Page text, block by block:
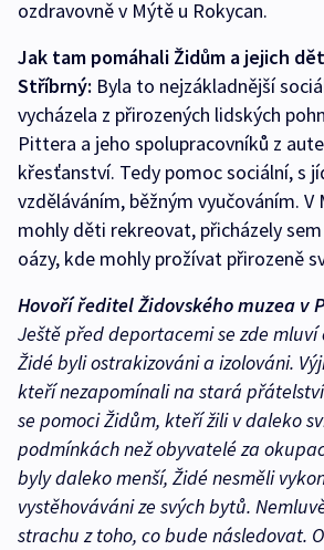
ozdravovně v Mýtě u Rokycan.
Jak tam pomáhali Židům a jejich
Stříbrný: Byla to nejzákladnější
vycházela z přirozených lidských
Pittera a jeho spolupracovníků z
křesťanství. Tedy pomoc sociální, s
vzděláváním, běžným vyučováním.
mohly děti rekreovat, přicházely
oázy, kde mohly prožívat přirozeně
Hovoří ředitel Židovského muzea v
Ještě před deportacemi se zde mluví
Židé byli ostrakizováni a izolováni.
kteří nezapomínali na stará
se pomoci Židům, kteří žili v daleko
podmínkách než obyvatelé za
byly daleko menší, Židé nesměli
vystěhováváni ze svých bytů.
strachu z toho, co bude následovat.